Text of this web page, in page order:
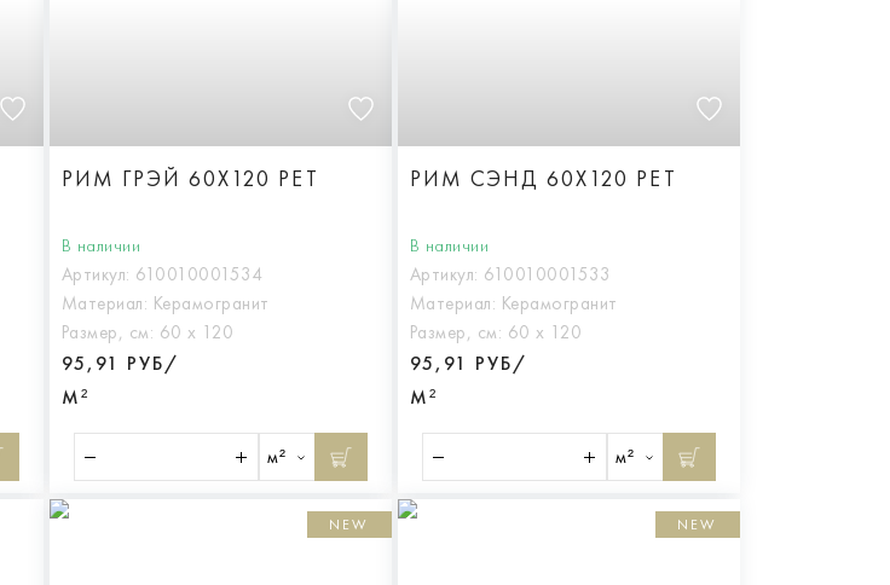
РИМ ГРЭЙ 60X120 РЕТ
В наличии
Артикул: 610010001534
Материал: Керамогранит
Размер, см: 60 х 120
95,91 РУБ/
М²
м²
РИМ СЭНД 60X120 РЕТ
В наличии
Артикул: 610010001533
Материал: Керамогранит
Размер, см: 60 х 120
95,91 РУБ/
М²
м²
NEW NEW